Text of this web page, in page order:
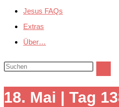
Jesus FAQs
Extras
Über…
Diese
durchsuchen
18. Mai | Tag